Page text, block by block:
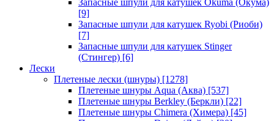
Запасные шпули для катушек Okuma (Окума)
[9]
Запасные шпули для катушек Ryobi (Риоби)
[7]
Запасные шпули для катушек Stinger
(Стингер) [6]
Лески
Плетеные лески (шнуры) [1278]
Плетеные шнуры Aqua (Аква) [537]
Плетеные шнуры Berkley (Беркли) [22]
Плетеные шнуры Chimera (Химера) [45]